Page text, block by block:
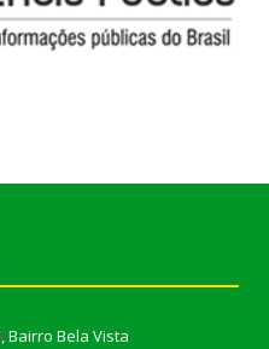
Bairro Bela Vista